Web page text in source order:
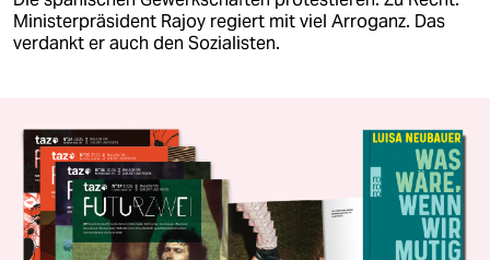
Ministerpräsident Rajoy regiert mit viel Arroganz. Das
verdankt er auch den Sozialisten.